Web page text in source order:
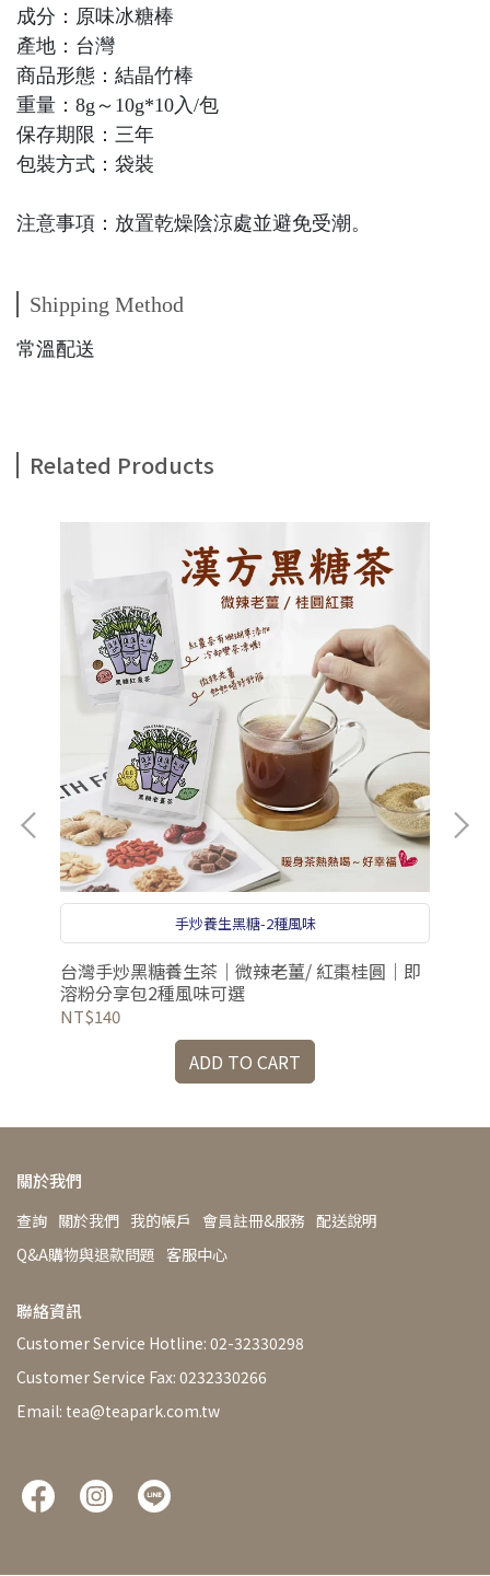
成分：原味冰糖棒
產地：台灣
商品形態：結晶竹棒
重量：8g～10g*10入/包
保存期限：三年
包裝方式：袋裝
注意事項：放置乾燥陰涼處並避免受潮。
Shipping Method
常溫配送
Related Products
手炒養生黑糖-2種風味
台灣手炒黑糖養生茶｜微辣老薑/ 紅棗桂圓｜即
溶粉分享包2種風味可選
NT$140
ADD TO CART
關於我們
查詢 關於我們 我的帳戶 會員註冊&服務 配送說明
Q&A購物與退款問題 客服中心
聯絡資訊
Customer Service Hotline: 02-32330298
Customer Service Fax: 0232330266
Email: tea@teapark.com.tw